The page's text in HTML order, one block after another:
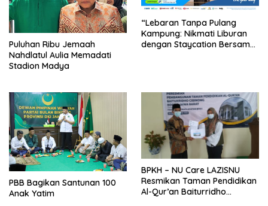
Puluhan Ribu Jemaah
Nahdlatul Aulia Memadati
Stadion Madya
“Lebaran Tanpa Pulang
Kampung: Nikmati Liburan
dengan Staycation Bersama
PBB Bagikan Santunan 100
Anak Yatim
BPKH – NU Care LAZISNU
Resmikan Taman Pendidikan
Al-Qur’an Baiturridho